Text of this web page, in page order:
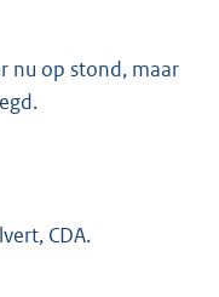
nu op stond, maar
CDA.